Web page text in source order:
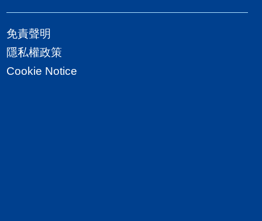
免責聲明
隱私權政策
Cookie Notice